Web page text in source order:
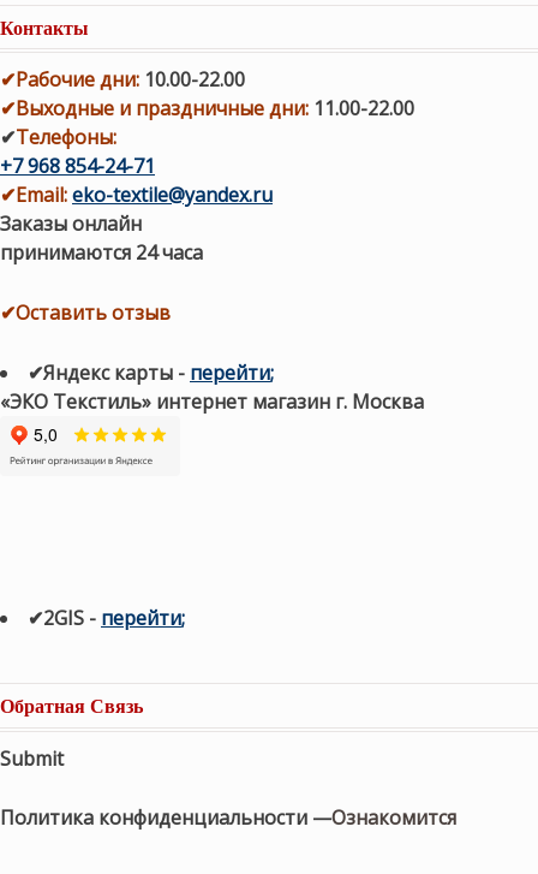
Контакты
✔Рабочие дни: 10.00-22.00
✔Выходные и праздничные дни: 11.00-22.00
✔Телефоны:
+7 968 854-24-71
✔Email:eko-textile@yandex.ru
Заказы онлайн
принимаются 24 часа
✔Оставить отзыв
✔Яндекс карты - перейти;
«ЭКО Текстиль» интернет магазин г. Москва
✔2GIS - перейти;
Обратная Связь
Submit
Политика конфиденциальности —Ознакомится